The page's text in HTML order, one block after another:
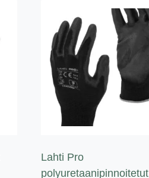
Lahti Pro
polyuretaanipinnoitetut